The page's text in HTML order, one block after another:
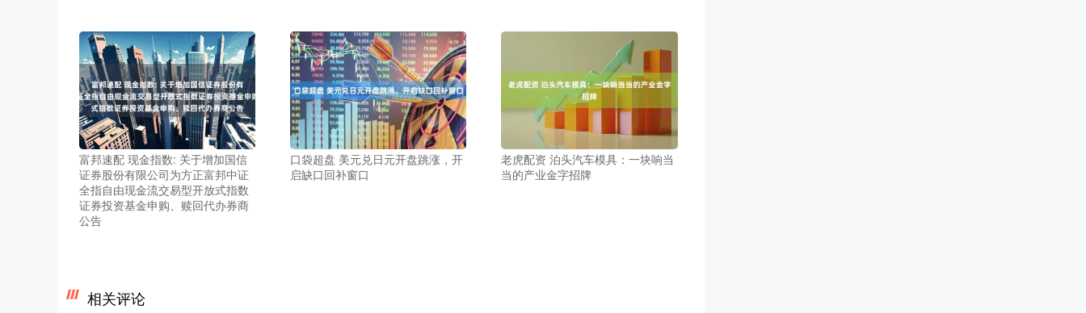
富邦速配 现金指数: 关于增加国信
证券股份有限公司为方正富邦中证
全指自由现金流交易型开放式指数
证券投资基金申购、赎回代办券商
公告
口袋超盘 美元兑日元开盘跳涨，开
启缺口回补窗口
老虎配资 泊头汽车模具：一块响当
当的产业金字招牌
相关评论